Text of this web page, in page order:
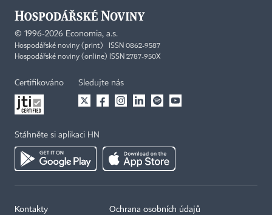
© 1996-2026 Economia, a.s.
Hospodářské noviny (print) ISSN 0862-9587
Hospodářské noviny (online) ISSN 2787-950X
Certifikováno Sledujte nás
Stáhněte si aplikaci HN
Kontakty Ochrana osobních údajů